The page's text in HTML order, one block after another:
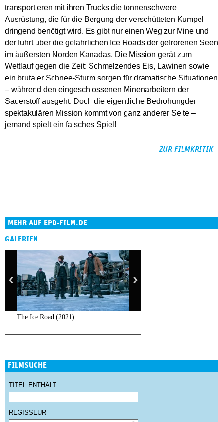
transportieren mit ihren Trucks die tonnenschwere
Ausrüstung, die für die Bergung der verschütteten Kumpel
dringend benötigt wird. Es gibt nur einen Weg zur Mine und
der führt über die gefährlichen Ice Roads der gefrorenen Seen
im äußersten Norden Kanadas. Die Mission gerät zum
Wettlauf gegen die Zeit: Schmelzendes Eis, Lawinen sowie
ein brutaler Schnee-Sturm sorgen für dramatische Situationen
– während den eingeschlossenen Minenarbeitern der
Sauerstoff ausgeht. Doch die eigentliche Bedrohungder
spektakulären Mission kommt von ganz anderer Seite –
jemand spielt ein falsches Spiel!
ZUR FILMKRITIK
MEHR AUF EPD-FILM.DE
GALERIEN
The Ice Road (2021)
FILMSUCHE
TITEL ENTHÄLT
REGISSEUR